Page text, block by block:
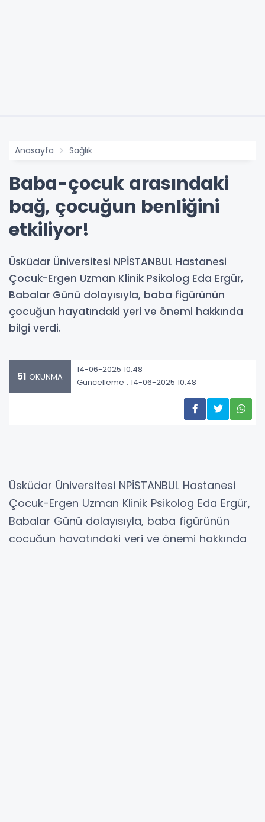
Anasayfa Sağlık
Baba-çocuk arasındaki
bağ, çocuğun benliğini
etkiliyor!
Üsküdar Üniversitesi NPİSTANBUL Hastanesi
Çocuk-Ergen Uzman Klinik Psikolog Eda Ergür,
Babalar Günü dolayısıyla, baba figürünün
çocuğun hayatındaki yeri ve önemi hakkında
bilgi verdi.
51 OKUNMA
14-06-2025 10:48
Güncelleme : 14-06-2025 10:48